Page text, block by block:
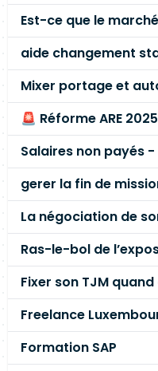
Salaires non payés
gerer la fin de
La négociation de
Freelance
Formation SAP